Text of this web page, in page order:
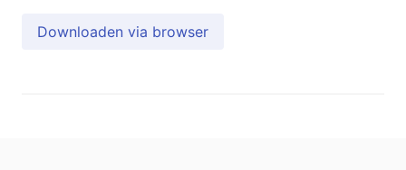
Downloaden via browser